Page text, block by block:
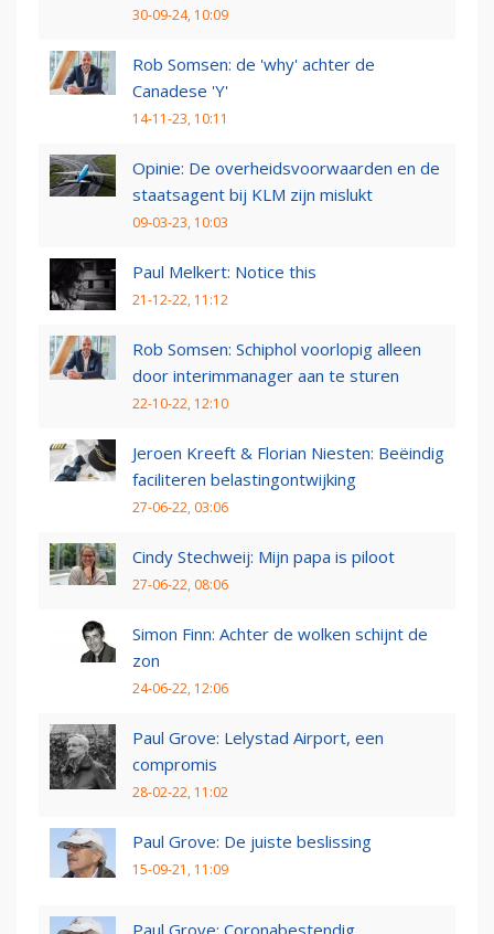
30-09-24, 10:09
Rob Somsen: de 'why' achter de
Canadese 'Y'
14-11-23, 10:11
Opinie: De overheidsvoorwaarden en de
staatsagent bij KLM zijn mislukt
09-03-23, 10:03
Paul Melkert: Notice this
21-12-22, 11:12
Rob Somsen: Schiphol voorlopig alleen
door interimmanager aan te sturen
22-10-22, 12:10
Jeroen Kreeft & Florian Niesten: Beëindig
faciliteren belastingontwijking
27-06-22, 03:06
Cindy Stechweij: Mijn papa is piloot
27-06-22, 08:06
Simon Finn: Achter de wolken schijnt de
zon
24-06-22, 12:06
Paul Grove: Lelystad Airport, een
compromis
28-02-22, 11:02
Paul Grove: De juiste beslissing
15-09-21, 11:09